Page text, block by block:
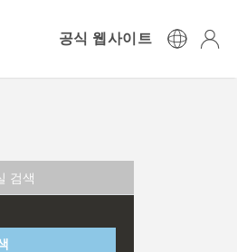
공식 웹사이트
검색